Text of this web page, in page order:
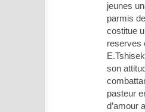
jeunes
parmis
costitue
reserves
son
pasteur
d’amour